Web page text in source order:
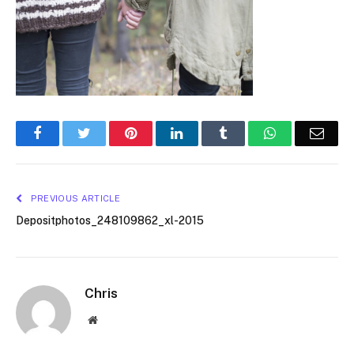
FacebookTwitter PinterestLinkedIn Tumblr WhatsApp
PREVIOUS ARTICLE
Depositphotos_248109862_xl-2015
Chris
Website